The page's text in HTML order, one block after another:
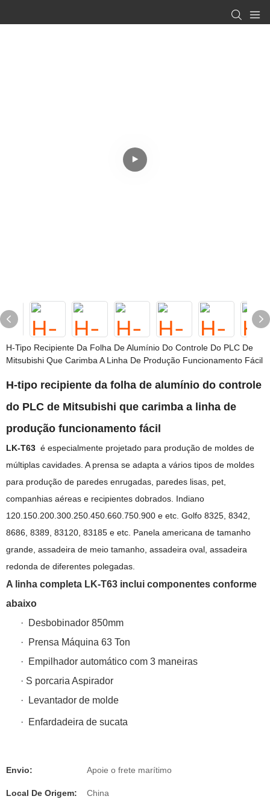
H-Tipo Recipiente Da Folha De Alumínio Do Controle Do PLC De
Mitsubishi Que Carimba A Linha De Produção Funcionamento Fácil
H-tipo recipiente da folha de alumínio do controle
do PLC de Mitsubishi que carimba a linha de
produção funcionamento fácil
LK-T63 é especialmente projetado para produção de moldes de
múltiplas cavidades. A prensa se adapta a vários tipos de moldes
para produção de paredes enrugadas, paredes lisas, pet,
companhias aéreas e recipientes dobrados. Indiano
120.150.200.300.250.450.660.750.900 e etc. Golfo 8325, 8342,
8686, 8389, 83120, 83185 e etc. Panela americana de tamanho
grande, assadeira de meio tamanho, assadeira oval, assadeira
redonda de diferentes polegadas.
A linha completa LK-T63 inclui componentes conforme
abaixo
·
Desbobinador 850mm
·
Prensa Máquina 63 Ton
·
Empilhador automático com 3 maneiras
· S porcaria Aspirador
·
Levantador de molde
· Enfardadeira de sucata
Envio: Apoie o frete marítimo
Local De Origem: China